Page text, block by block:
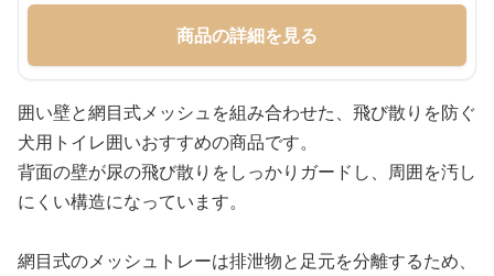
商品の詳細を見る
囲い壁と網目式メッシュを組み合わせた、飛び散りを防ぐ
犬用トイレ囲いおすすめの商品です。
背面の壁が尿の飛び散りをしっかりガードし、周囲を汚し
にくい構造になっています。
網目式のメッシュトレーは排泄物と足元を分離するため、